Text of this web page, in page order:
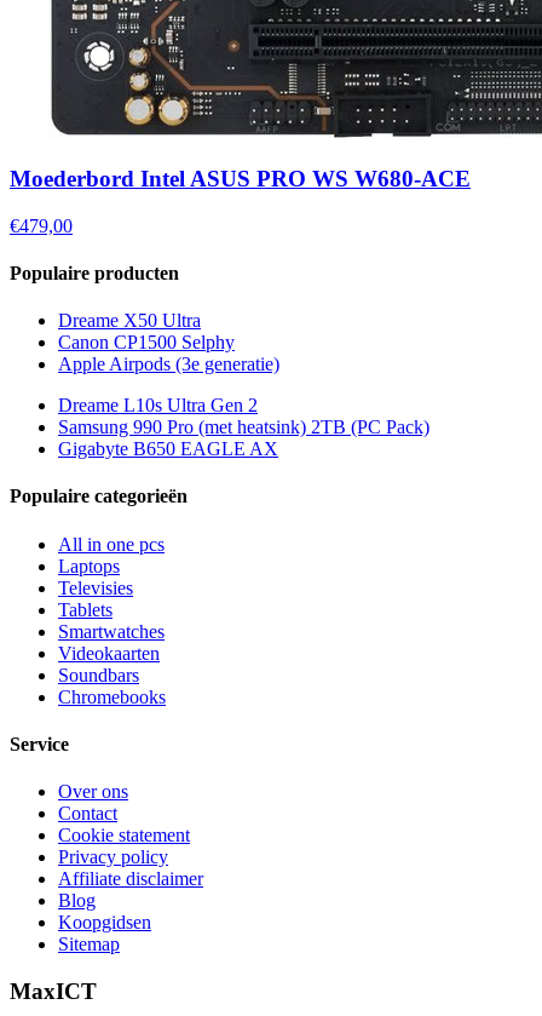
Moederbord Intel ASUS PRO WS W680-ACE
€479,00
Populaire producten
Dreame X50 Ultra
Canon CP1500 Selphy
Apple Airpods (3e generatie)
Dreame L10s Ultra Gen 2
Samsung 990 Pro (met heatsink) 2TB (PC Pack)
Gigabyte B650 EAGLE AX
Populaire categorieën
All in one pcs
Laptops
Televisies
Tablets
Smartwatches
Videokaarten
Soundbars
Chromebooks
Service
Over ons
Contact
Cookie statement
Privacy policy
Affiliate disclaimer
Blog
Koopgidsen
Sitemap
MaxICT